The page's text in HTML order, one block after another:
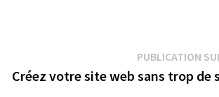
PUBLICATION
Créez votre site web sans trop de